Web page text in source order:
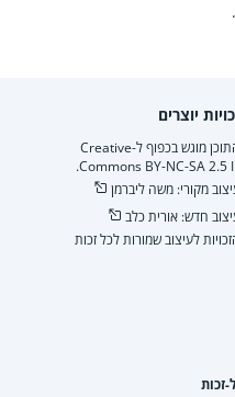
יוצרים
התוכן מוגש בכפוף ל-Creative
Commons BY-NC-SA 2.5
מקורי: משה ליברמן
חדש: אורית כלב
לעיצוב שמורות לכל זכות
זכות